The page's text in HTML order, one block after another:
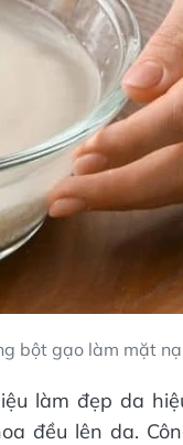
bột gạo làm mặt
làm đẹp da
đều lên da.